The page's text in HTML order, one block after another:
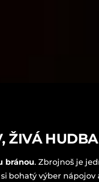
ŽIVÁ
bránou. Zbrojnoš je
bohatý výber nápojov